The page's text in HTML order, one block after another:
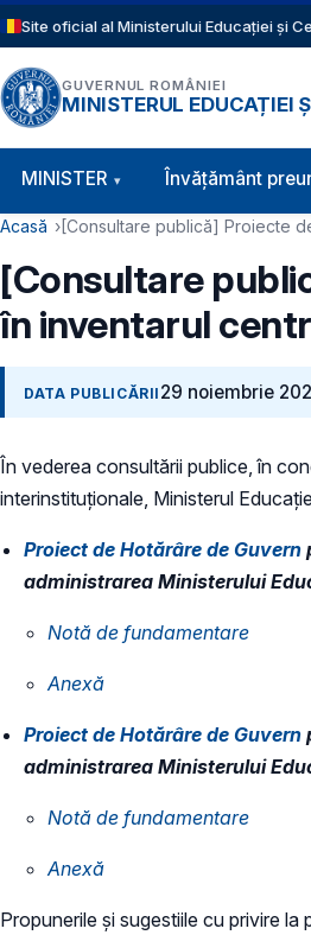
Sari la conținutul principal
Site oficial al Ministerului Educației și
GUVERNUL ROMÂNIEI
MINISTERUL EDUCAȚIEI
Navigație principală
MINISTER Învăţământ
Cale de navigare
Acasă [Consultare publică] Proiecte
[Consultare
în inventarul
DATA PUBLICĂRII 29 noiembrie
În vederea consultării publice, în
interinstituționale, Ministerul
Proiect de Hotărâre de Guvern
administrarea Ministerului
Notă de fundamentare
Anexă
Proiect de Hotărâre de Guvern
administrarea Ministerului
Notă de fundamentare
Anexă
Propunerile și sugestiile cu privire